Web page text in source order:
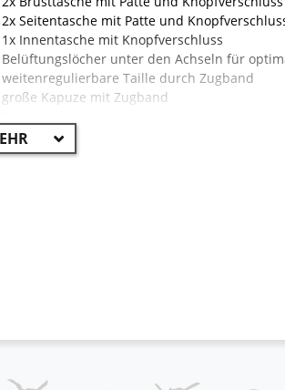
2x Seitentasche mit Patte und
1x Innentasche mit Knopfverschluss
Belüftungslöcher unter den Achseln für
weitenregulierbare Taille durch Zugband
große Kapuze mit Zugband
verdeckter Frontreißverschluss mit
verstellbare Ärmelabschlüsse durch Knopf